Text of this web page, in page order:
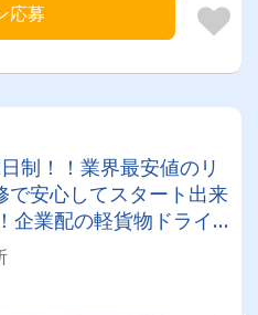
応募
制！！業界最安値のリ
で安心してスタート出来
企業配の軽貨物ドライ
OK♪しっかり稼いで生
り◎キャリアアップも